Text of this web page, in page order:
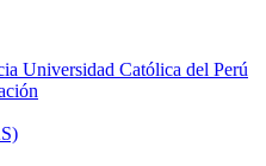
Universidad Católica del Perú